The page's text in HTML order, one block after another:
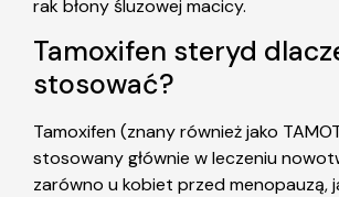
rak błony śluzowej macicy.
Tamoxifen steryd
stosować?
Tamoxifen (znany również jako
stosowany głównie w leczeniu
zarówno u kobiet przed menopauzą,